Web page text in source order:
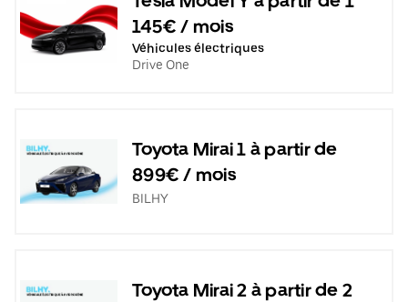
145€ / mois
Véhicules électriques
Drive One
Toyota Mirai 1 à partir de
899€ / mois
BILHY
Toyota Mirai 2 à partir de 2